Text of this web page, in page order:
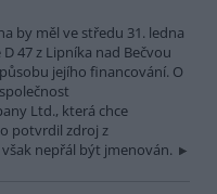
by měl ve středu 31. ledna
47 z Lipníka nad Bečvou
jejího financování. O
Ltd., která chce
potvrdil zdroj z
však nepřál být jmenován.